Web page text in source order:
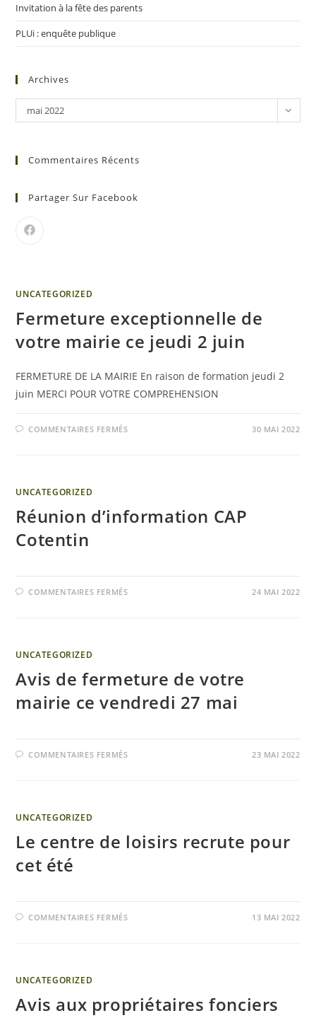
Invitation à la fête des parents
PLUi : enquête publique
Archives
mai 2022
Commentaires Récents
Partager Sur Facebook
UNCATEGORIZED
Fermeture exceptionnelle de
votre mairie ce jeudi 2 juin
FERMETURE DE LA MAIRIE En raison de formation jeudi 2
juin MERCI POUR VOTRE COMPREHENSION
COMMENTAIRES FERMÉS 30 MAI 2022
UNCATEGORIZED
Réunion d’information CAP
Cotentin
COMMENTAIRES FERMÉS 24 MAI 2022
UNCATEGORIZED
Avis de fermeture de votre
mairie ce vendredi 27 mai
COMMENTAIRES FERMÉS 23 MAI 2022
UNCATEGORIZED
Le centre de loisirs recrute pour
cet été
COMMENTAIRES FERMÉS 13 MAI 2022
UNCATEGORIZED
Avis aux propriétaires fonciers